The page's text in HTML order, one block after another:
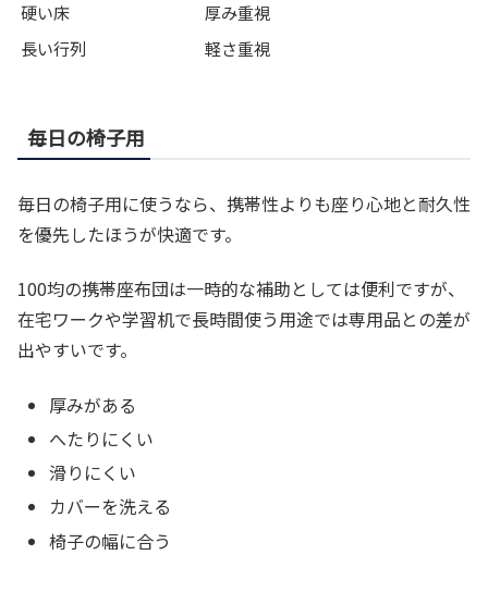
硬い床
厚み重視
長い行列
軽さ重視
毎日の椅子用
毎日の椅子用に使うなら、携帯性よりも座り心地と耐久性
を優先したほうが快適です。
100均の携帯座布団は一時的な補助としては便利ですが、
在宅ワークや学習机で長時間使う用途では専用品との差が
出やすいです。
厚みがある
へたりにくい
滑りにくい
カバーを洗える
椅子の幅に合う